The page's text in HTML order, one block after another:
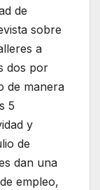
de
sobre
a
dos por
de manera
5
y
de
dan una
empleo,